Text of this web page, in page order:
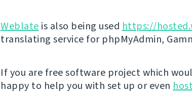
Weblate is also being used https://
translating service for phpMyAdmin,
If you are free software project which
happy to help you with set up or even